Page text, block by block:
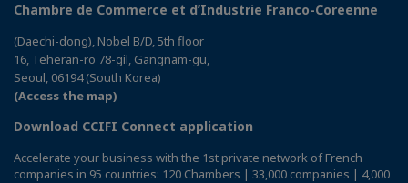
Chambre de Commerce et d’Industrie Franco-Coreenne
(Daechi-dong), Nobel B/D, 5th floor
16, Teheran-ro 78-gil, Gangnam-gu,
Seoul, 06194 (South Korea)
(Access the map)
Download CCIFI Connect application
Accelerate your business with the 1st private network of French
companies in 95 countries: 120 Chambers | 33,000 companies | 4,000